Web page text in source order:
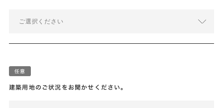
ご選択ください
建築用地のご状況をお聞かせください。